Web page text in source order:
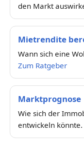
den Markt
Mietrendite
Wann sich eine
Zum Ratgeber
Marktprognose
Wie sich der
entwickeln könnte.